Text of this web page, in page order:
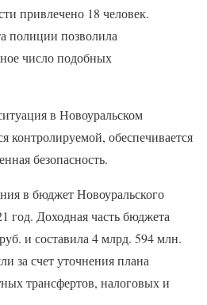
привлечено 18 человек.
полиции позволила
число подобных
в Новоуральском
контролируемой, обеспечивается
безопасность.
в бюджет Новоуральского
год. Доходная часть бюджета
и составила 4 млрд. 594 млн.
за счет уточнения плана
трансфертов, налоговых и